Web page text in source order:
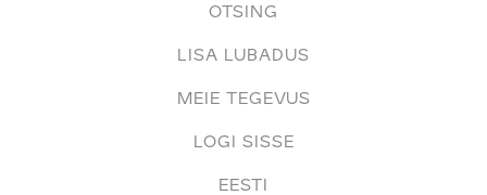
OTSING
LISA LUBADUS
MEIE TEGEVUS
LOGI SISSE
EESTI